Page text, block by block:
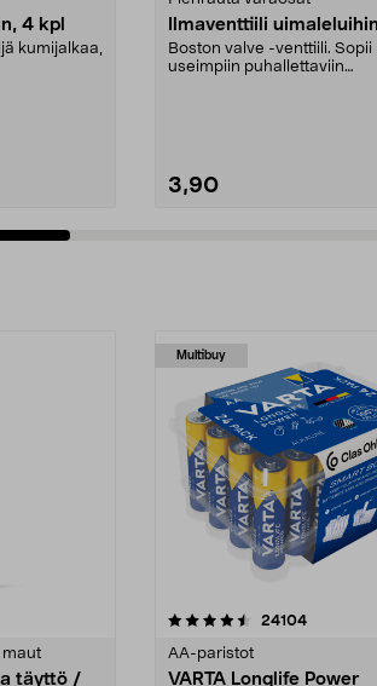
4 kpl
kumijalkaa,
Ilmaventtiili uimaleluihin
Boston valve -venttiili. Sopii
useimpiin puhallettaviin
3,90
maut
täyttö /
Multibuy
24104arvostelut
AA-paristot
VARTA Longlife Power
4.5viidestä